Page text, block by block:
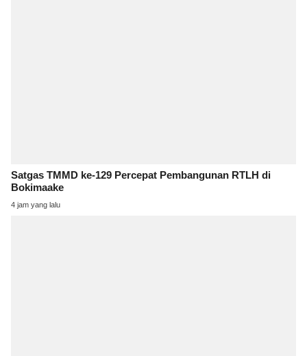
Satgas TMMD ke-129 Percepat Pembangunan RTLH di
Bokimaake
4 jam yang lalu